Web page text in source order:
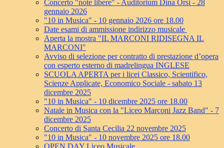
Concerto "note libere" - Auditorium Dina Orsi - 28
gennaio 2026
"10 in Musica" - 10 gennaio 2026 ore 18.00
Date esami di ammissione indirizzo musicale
Aperta la mostra "IL MARCONI RIDISEGNA IL
MARCONI"
Avviso di selezione per contratto di prestazione d’opera
con esperto esterno di madrelingua INGLESE
SCUOLA APERTA per i licei Classico, Scientifico,
Scienze Applicate, Economico Sociale - sabato 13
dicembre 2025
"10 in Musica" - 10 dicembre 2025 ore 18.00
Natale in Musica con la "Liceo Marconi Jazz Band" - 7
dicembre 2025
Concerto di Santa Cecilia 22 novembre 2025
"10 in Musica" - 10 novembre 2025 ore 18.00